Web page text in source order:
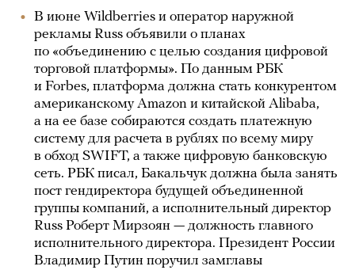
В июне Wildberries и оператор наружной
рекламы Russ объявили о планах
по «объединению с целью создания цифровой
торговой платформы». По данным РБК
и Forbes, платформа должна стать конкурентом
американскому Amazon и китайской Alibaba,
а на ее базе собираются создать платежную
систему для расчета в рублях по всему миру
в обход SWIFT, а также цифровую банковскую
сеть. РБК писал, Бакальчук должна была занять
пост гендиректора будущей объединенной
группы компаний, а исполнительный директор
Russ Роберт Мирзоян — должность главного
исполнительного директора. Президент России
Владимир Путин поручил замглавы